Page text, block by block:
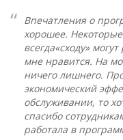
Впечатления о
хорошее.
всегда«сходу»
мне нравится. На
ничего лишнего.
экономический
обслуживании, то
спасибо
работала в